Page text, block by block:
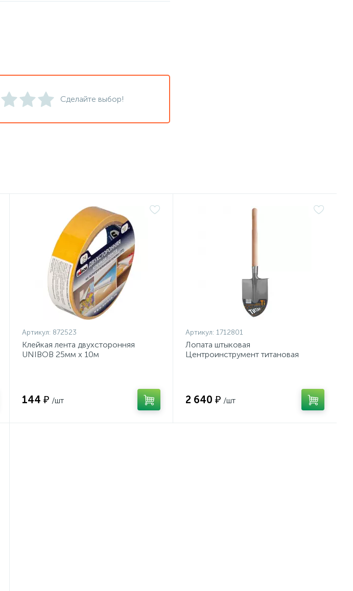
Сделайте выбор!
Артикул: 872523
Клейкая лента двухсторонняя
UNIBOB 25мм х 10м
144 ₽ /шт
Артикул: 1712801
Лопата штыковая
Центроинструмент титановая
2 640 ₽ /шт